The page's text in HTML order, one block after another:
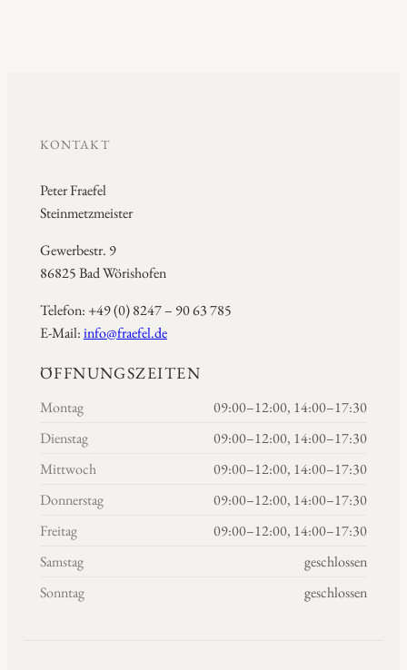
KONTAKT
Peter Fraefel
Steinmetzmeister
Gewerbestr. 9
86825 Bad Wörishofen
Telefon: +49 (0) 8247 – 90 63 785
E-Mail:info@fraefel.de
ÖFFNUNGSZEITEN
Montag
09:00–12:00, 14:00–17:30
Dienstag
09:00–12:00, 14:00–17:30
Mittwoch
09:00–12:00, 14:00–17:30
Donnerstag
09:00–12:00, 14:00–17:30
Freitag
09:00–12:00, 14:00–17:30
Samstag
geschlossen
Sonntag
geschlossen